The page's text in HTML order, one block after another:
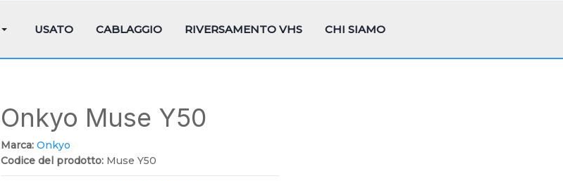
USATO CABLAGGIO RIVERSAMENTO VHS CHI SIAMO
Onkyo Muse Y50
Marca: Onkyo
Codice del prodotto: Muse Y50